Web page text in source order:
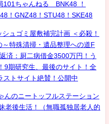
ちゃんねる BNK48 ！
！GNZ48！STU48！SKE48
ュゴミ屋敷補完計画 ＜必殺！
特殊清掃・遺品整理への道F
済：厨二病借金3500万円！う
9期研究生、最後のサイト！全
ストサイト絶賛！公開中
んのニートッフルステーション
老後生活！（無職孤独居老人的